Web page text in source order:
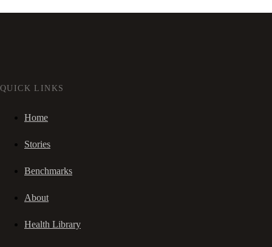
QUICK LINKS
Home
Stories
Benchmarks
About
Health Library